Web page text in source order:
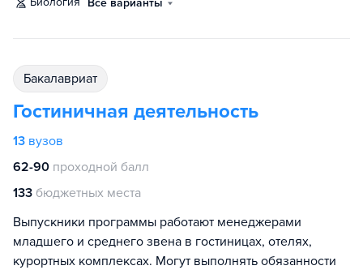
Все варианты
бакалавриат
Гостиничная деятельность
13 вузов
62-90 проходной балл
133 бюджетных места
Выпускники программы работают менеджерами
младшего и среднего звена в гостиницах, отелях,
курортных комплексах. Могут выполнять обязанности